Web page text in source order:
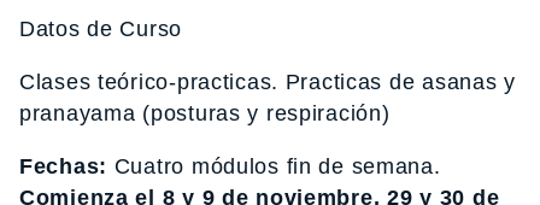
Datos de Curso
Clases teórico-practicas. Practicas de asanas y
pranayama (posturas y respiración)
Fechas: Cuatro módulos fin de semana.
Comienza el 8 y 9 de noviembre, 29 y 30 de